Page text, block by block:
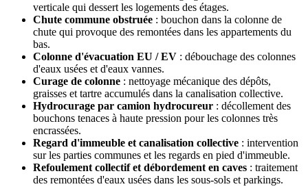
verticale qui dessert les logements des étages.
Chute commune obstruée : bouchon dans la colonne de
chute qui provoque des remontées dans les appartements du
bas.
Colonne d'évacuation EU / EV : débouchage des colonnes
d'eaux usées et d'eaux vannes.
Curage de colonne : nettoyage mécanique des dépôts,
graisses et tartre accumulés dans la canalisation collective.
Hydrocurage par camion hydrocureur : décollement des
bouchons tenaces à haute pression pour les colonnes très
encrassées.
Regard d'immeuble et canalisation collective : intervention
sur les parties communes et les regards en pied d'immeuble.
Refoulement collectif et débordement en caves : traitement
des remontées d'eaux usées dans les sous-sols et parkings.